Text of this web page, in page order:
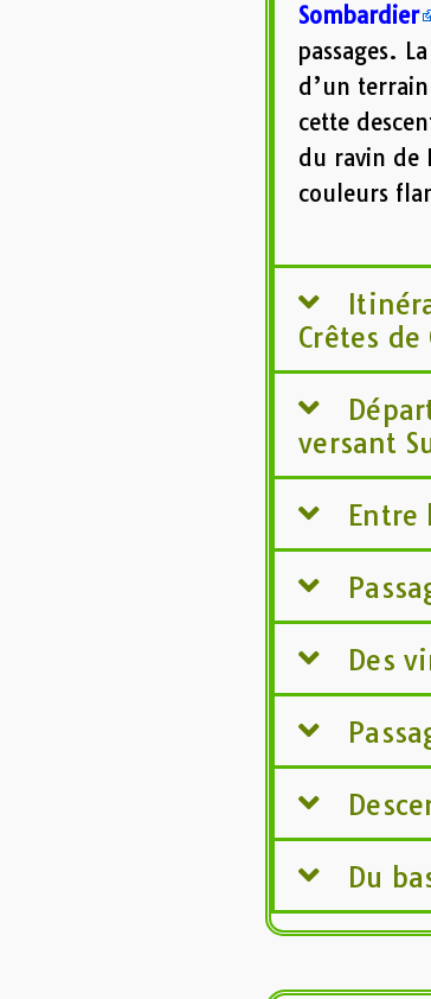
Sombardier
passages.
d’un
cette
du ravin de
couleurs
Crêtes
versant
Entre
Des
Du